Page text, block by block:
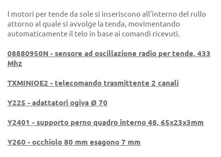
I motori per tende da sole si inseriscono all'interno del rullo
attorno al quale si avvolge la tenda, movimentando
automaticamente il telo in base ai comandi ricevuti.
08880950N - sensore ad oscillazione radio per tende, 433
Mhz
TXMINIOE2 - telecomando trasmittente 2 canali
Y225 - adattatori ogiva Ø 70
Y2401 - supporto perno quadro interno 48, 65x23x3mm
Y260 - occhiolo 80 mm esagono 7 mm